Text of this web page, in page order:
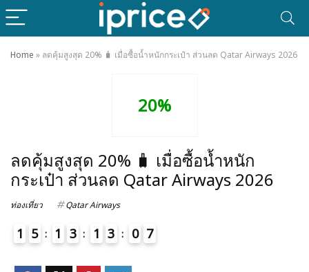
Home » ลดคุ้มสูงสุด 20% 🧳 เมื่อซื้อน้ำหนักกระเป๋า ส่วนลด Qatar Airways 2026
20%
ลดคุ้มสูงสุด 20% 🧳 เมื่อซื้อน้ำหนัก
กระเป๋า ส่วนลด Qatar Airways 2026
ท่องเที่ยว Qatar Airways
1 5 1 3 1 3 0 7